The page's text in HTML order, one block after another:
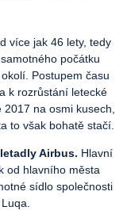
více jak 46 lety, tedy
počátku
Postupem času
k rozrůstání letecké
na osmi kusech,
to však bohatě stačí.
letadly Airbus. Hlavní
od hlavního města
sídlo společnosti